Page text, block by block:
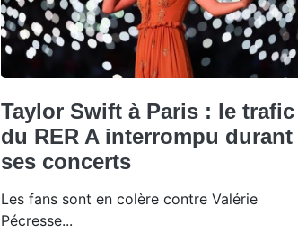
Taylor Swift à Paris : le trafic
du RER A interrompu durant
ses concerts
Les fans sont en colère contre Valérie
Pécresse...